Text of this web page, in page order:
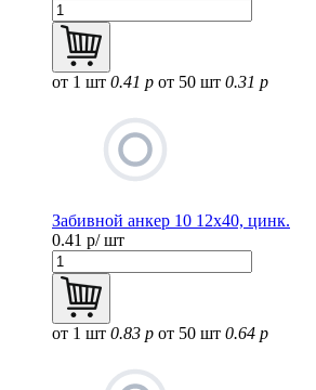
от 1 шт 0.41 р от 50 шт 0.31 р
Забивной анкер 10 12х40, цинк.
0.41 р/ шт
от 1 шт 0.83 р от 50 шт 0.64 р